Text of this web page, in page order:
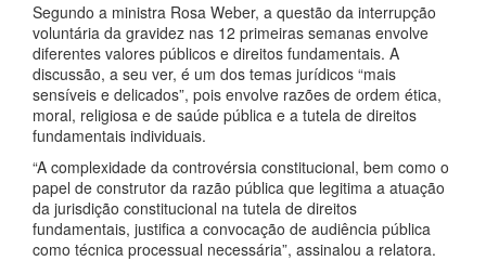
Segundo a ministra Rosa Weber, a questão da interrupção
voluntária da gravidez nas 12 primeiras semanas envolve
diferentes valores públicos e direitos fundamentais. A
discussão, a seu ver, é um dos temas jurídicos “mais
sensíveis e delicados”, pois envolve razões de ordem ética,
moral, religiosa e de saúde pública e a tutela de direitos
fundamentais individuais.
“A complexidade da controvérsia constitucional, bem como o
papel de construtor da razão pública que legitima a atuação
da jurisdição constitucional na tutela de direitos
fundamentais, justifica a convocação de audiência pública
como técnica processual necessária”, assinalou a relatora.